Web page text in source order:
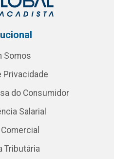
Somos
Privacidade
do Consumidor
Salarial
Tributária